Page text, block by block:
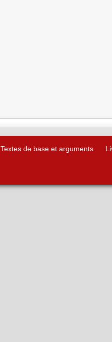
Textes de base et arguments